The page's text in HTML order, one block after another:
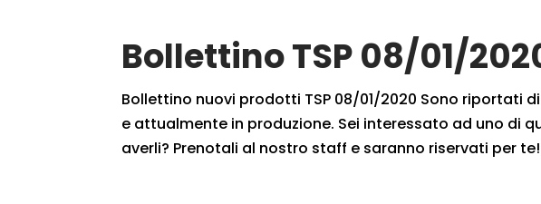
Bollettino TSP 08/01/
Bollettino nuovi prodotti TSP 08/01/2020 Sono riportati
e attualmente in produzione. Sei interessato ad uno di
averli? Prenotali al nostro staff e saranno riservati per te!